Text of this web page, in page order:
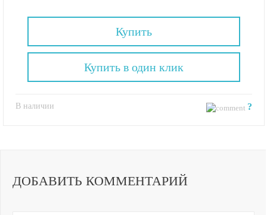
Купить
В наличии ?
Купить в один клик
ДОБАВИТЬ КОММЕНТАРИЙ